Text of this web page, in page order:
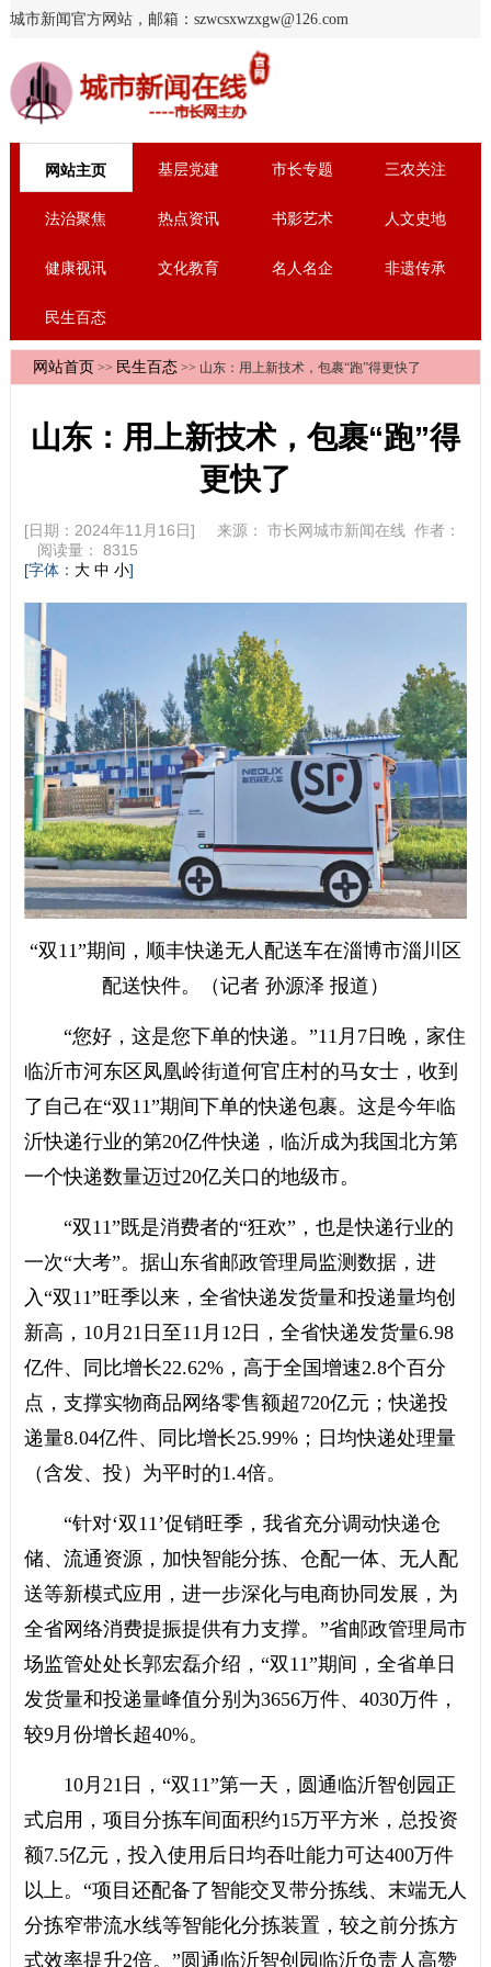
城市新闻官方网站，邮箱：szwcsxwzxgw@126.com
网站主页 基层党建 市长专题 三农关注
法治聚焦 热点资讯 书影艺术 人文史地
健康视讯 文化教育 名人名企 非遗传承
民生百态
网站首页 >> 民生百态 >> 山东：用上新技术，包裹“跑”得更快了
山东：用上新技术，包裹“跑”得
更快了
[日期：2024年11月16日] 来源： 市长网城市新闻在线作者：
阅读量： 8315
[字体： 大 中 小]
“双11”期间，顺丰快递无人配送车在淄博市淄川区
配送快件。（记者 孙源泽 报道）
“您好，这是您下单的快递。”11月7日晚，家住
临沂市河东区凤凰岭街道何官庄村的马女士，收到
了自己在“双11”期间下单的快递包裹。这是今年临
沂快递行业的第20亿件快递，临沂成为我国北方第
一个快递数量迈过20亿关口的地级市。
“双11”既是消费者的“狂欢”，也是快递行业的
一次“大考”。据山东省邮政管理局监测数据，进
入“双11”旺季以来，全省快递发货量和投递量均创
新高，10月21日至11月12日，全省快递发货量6.98
亿件、同比增长22.62%，高于全国增速2.8个百分
点，支撑实物商品网络零售额超720亿元；快递投
递量8.04亿件、同比增长25.99%；日均快递处理量
（含发、投）为平时的1.4倍。
“针对‘双11’促销旺季，我省充分调动快递仓
储、流通资源，加快智能分拣、仓配一体、无人配
送等新模式应用，进一步深化与电商协同发展，为
全省网络消费提振提供有力支撑。”省邮政管理局市
场监管处处长郭宏磊介绍，“双11”期间，全省单日
发货量和投递量峰值分别为3656万件、4030万件，
较9月份增长超40%。
10月21日，“双11”第一天，圆通临沂智创园正
式启用，项目分拣车间面积约15万平方米，总投资
额7.5亿元，投入使用后日均吞吐能力可达400万件
以上。“项目还配备了智能交叉带分拣线、末端无人
分拣窄带流水线等智能化分拣装置，较之前分拣方
式效率提升2倍。”圆通临沂智创园临沂负责人高赞